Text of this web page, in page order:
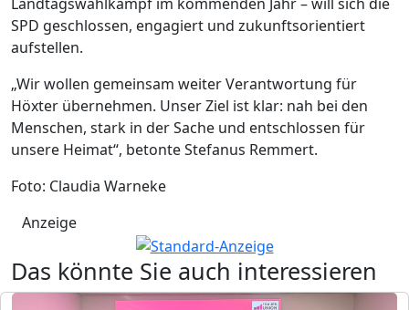
SPD geschlossen, engagiert und zukunftsorientiert
aufstellen.
„Wir wollen gemeinsam weiter Verantwortung für
Höxter übernehmen. Unser Ziel ist klar: nah bei den
Menschen, stark in der Sache und entschlossen für
unsere Heimat“, betonte Stefanus Remmert.
Foto: Claudia Warneke
Anzeige
Das könnte Sie auch interessieren